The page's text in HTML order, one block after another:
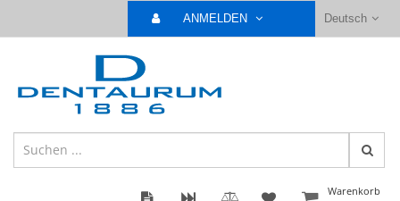
Deutsch
ANMELDEN
Warenkorb